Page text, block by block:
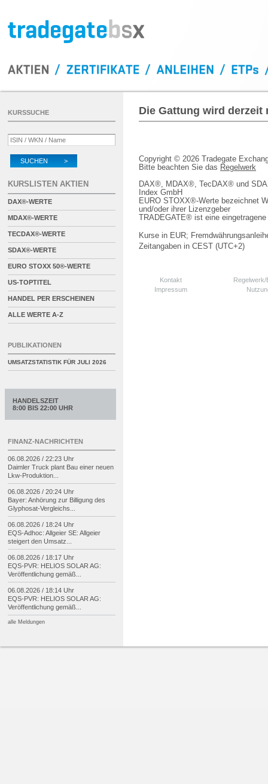
Die Gattung wird derzeit
Copyright © 2026 Tradegate
Bitte beachten Sie das Regelwerk
DAX®, MDAX®, TecDAX® und
Index GmbH
EURO STOXX®-Werte bezeichnet
und/oder ihrer Lizenzgeber
TRADEGATE® ist eine
Kurse in EUR;
Zeitangaben in CEST (UTC+2)
Kontakt
Impressum
KURSSUCHE
SUCHEN >
KURSLISTEN AKTIEN
DAX®-WERTE
MDAX®-WERTE
TECDAX®-WERTE
SDAX®-WERTE
EURO STOXX 50®-WERTE
US-TOPTITEL
HANDEL PER ERSCHEINEN
ALLE WERTE A-Z
PUBLIKATIONEN
UMSATZSTATISTIK FÜR JULI 2026
HANDELSZEIT
8:00 BIS 22:00 UHR
FINANZ-NACHRICHTEN
06.08.2026 / 22:23 Uhr
Daimler Truck plant Bau einer neuen
Lkw-Produktion...
06.08.2026 / 20:24 Uhr
Bayer: Anhörung zur Billigung des
Glyphosat-Vergleichs...
06.08.2026 / 18:24 Uhr
EQS-Adhoc: Allgeier SE: Allgeier
steigert den Umsatz...
06.08.2026 / 18:17 Uhr
EQS-PVR: HELIOS SOLAR AG:
Veröffentlichung gemäß...
06.08.2026 / 18:14 Uhr
EQS-PVR: HELIOS SOLAR AG:
Veröffentlichung gemäß...
alle Meldungen